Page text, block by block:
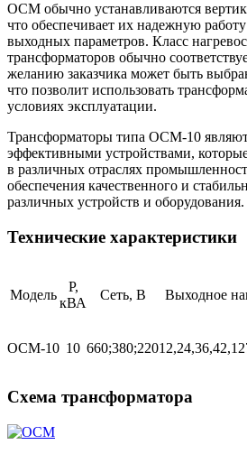
ОСМ обычно устанавливаются
что обеспечивает их надежную
выходных параметров. Класс
трансформаторов обычно
желанию заказчика может быть
что позволит использовать
условиях эксплуатации.
Трансформаторы типа ОСМ-10
эффективными устройствами,
в различных отраслях
обеспечения качественного и
различных устройств и оборудования.
Технические характеристики
Модель
Р,
кВА
Сеть, В Выходное
ОСМ-10 10 660;380;220
Схема трансформатора